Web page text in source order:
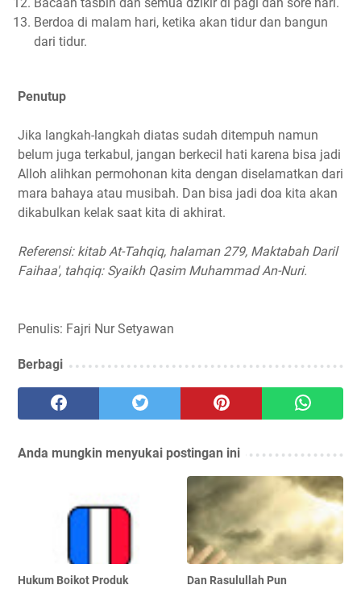
Berdoa di malam hari, ketika akan tidur dan bangun
dari tidur.
Penutup
Jika langkah-langkah diatas sudah ditempuh namun
belum juga terkabul, jangan berkecil hati karena bisa jadi
Alloh alihkan permohonan kita dengan diselamatkan dari
mara bahaya atau musibah. Dan bisa jadi doa kita akan
dikabulkan kelak saat kita di akhirat.
Referensi: kitab At-Tahqiq, halaman 279, Maktabah Daril
Faihaa', tahqiq: Syaikh Qasim Muhammad An-Nuri.
Penulis: Fajri Nur Setyawan
Berbagi
Anda mungkin menyukai postingan ini
Hukum Boikot Produk
Dan Rasulullah Pun